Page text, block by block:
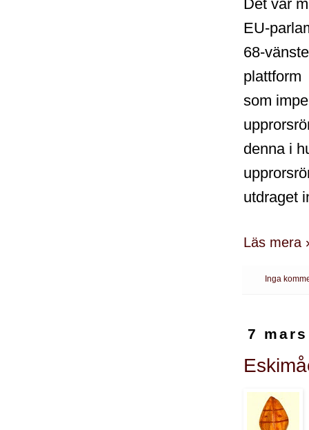
Det var
EU-
68-
plattform
som
denna i
utdraget
Läs mera
Inga
7